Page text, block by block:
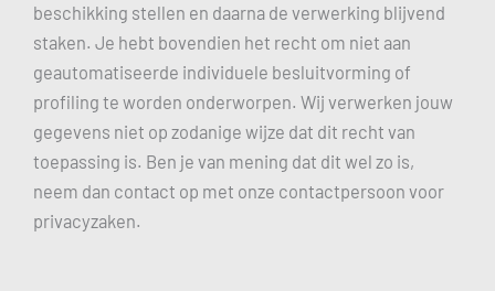
beschikking stellen en daarna de verwerking blijvend
staken. Je hebt bovendien het recht om niet aan
geautomatiseerde individuele besluitvorming of
profiling te worden onderworpen. Wij verwerken jouw
gegevens niet op zodanige wijze dat dit recht van
toepassing is. Ben je van mening dat dit wel zo is,
neem dan contact op met onze contactpersoon voor
privacyzaken.